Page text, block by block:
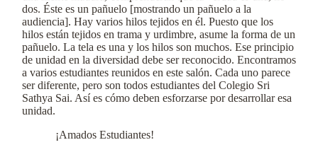
dos. Éste es un pañuelo [mostrando un pañuelo a la
audiencia]. Hay varios hilos tejidos en él. Puesto que los
hilos están tejidos en trama y urdimbre, asume la forma de un
pañuelo. La tela es una y los hilos son muchos. Ese principio
de unidad en la diversidad debe ser reconocido. Encontramos
a varios estudiantes reunidos en este salón. Cada uno parece
ser diferente, pero son todos estudiantes del Colegio Sri
Sathya Sai. Así es cómo deben esforzarse por desarrollar esa
unidad.
¡Amados Estudiantes!